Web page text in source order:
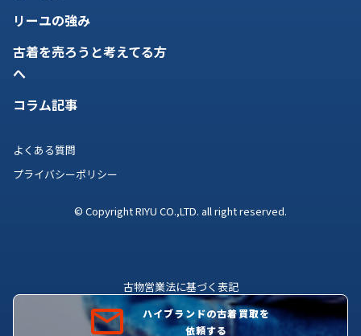
ハイブランドの古着買取を
依頼する
リーユの強み
古着を売ろうと考えてる方
へ
コラム記事
よくある質問
プライバシーポリシー
© Copyright RIYU CO.,LTD. all right reserved.
古物営業法に基づく表記
古物商許可証番号 株式会社理由 広島県公安委員会許可証
第731081200012号